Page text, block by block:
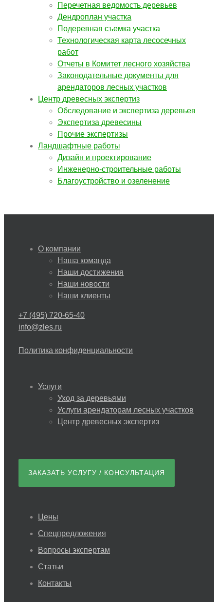
Перечетная ведомость деревьев
Дендроплан участка
Подеревная съемка участка
Технологическая карта лесосечных
работ
Отчеты в Комитет лесного хозяйства
Законодательные документы для
арендаторов лесных участков
Центр древесных экспертиз
Обследование и экспертиза деревьев
Экспертиза древесины
Прочие экспертизы
Ландшафтные работы
Дизайн и проектирование
Инженерно-строительные работы
Благоустройство и озеленение
О компании
Наша команда
Наши достижения
Наши новости
Наши клиенты
+7 (495) 720-65-40
info@zles.ru
Политика конфиденциальности
Услуги
Уход за деревьями
Услуги арендаторам лесных участков
Центр древесных экспертиз
ЗАКАЗАТЬ УСЛУГУ / КОНСУЛЬТАЦИЯ
Цены
Спецпредложения
Вопросы экспертам
Статьи
Контакты